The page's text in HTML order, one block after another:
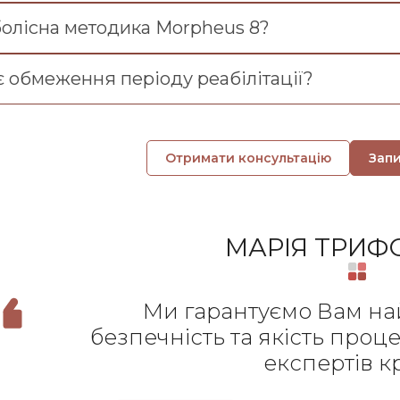
методика Morpheus 8?
обмеження періоду реабілітації?
Отримати консультацію
МАРІЯ
Ми гарантуємо Вам
безпечність та якість
експертів